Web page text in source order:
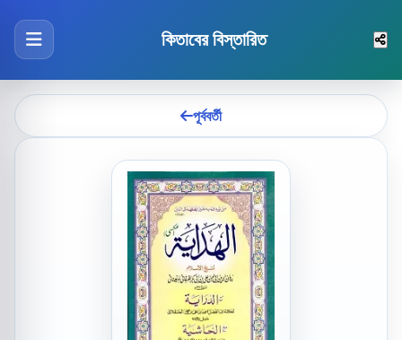
কিতাবের বিস্তারিত
পূর্ববর্তী